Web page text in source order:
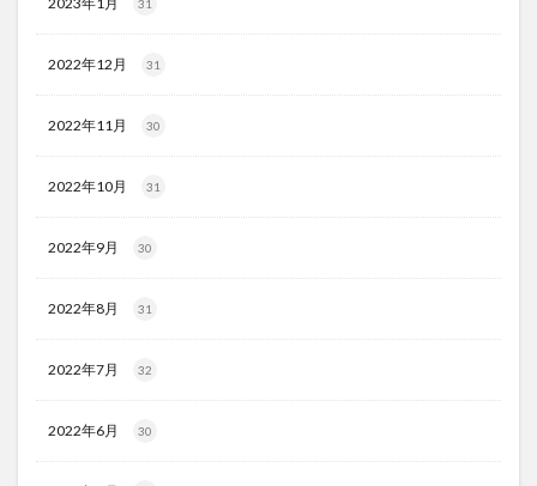
31
2022年12月 31
2022年11月 30
2022年10月 31
2022年9月 30
2022年8月 31
2022年7月 32
2022年6月 30